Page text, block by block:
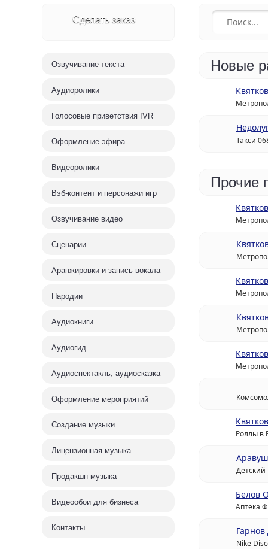
Пародии
политиков, актёров,
монтажа.
голос.
Аудиокниги
научная, деловая,
обучающая, детская
Тексты для
гимны, песня в
музыка
Фоновая
магазинов,
бизнеса
интерьеров кафе,
бизнес-центров
Звуковая и
на
Сделать заказ
Озвучивание текста
Аудиоролики
Голосовые приветствия IVR
Оформление эфира
Видеоролики
Вэб-контент и персонажи игр
Озвучивание видео
Сценарии
Аранжировки и запись вокала
Пародии
Аудиокниги
Аудиогид
Аудиоспектакль, аудиосказка
Оформление мероприятий
Создание музыки
Лицензионная музыка
Продакшн музыка
Видеообои для бизнеса
Контакты
Новые
Такси
Прочие
Роллы в
Детский
Белов
Аптека
Nike